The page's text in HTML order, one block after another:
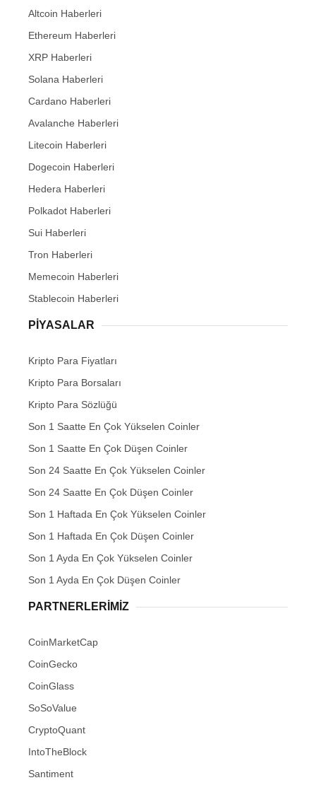
Altcoin Haberleri
Ethereum Haberleri
XRP Haberleri
Solana Haberleri
Cardano Haberleri
Avalanche Haberleri
Litecoin Haberleri
Dogecoin Haberleri
Hedera Haberleri
Polkadot Haberleri
Sui Haberleri
Tron Haberleri
Memecoin Haberleri
Stablecoin Haberleri
PIYASALAR
Kripto Para Fiyatları
Kripto Para Borsaları
Kripto Para Sözlüğü
Son 1 Saatte En Çok Yükselen Coinler
Son 1 Saatte En Çok Düşen Coinler
Son 24 Saatte En Çok Yükselen Coinler
Son 24 Saatte En Çok Düşen Coinler
Son 1 Haftada En Çok Yükselen Coinler
Son 1 Haftada En Çok Düşen Coinler
Son 1 Ayda En Çok Yükselen Coinler
Son 1 Ayda En Çok Düşen Coinler
PARTNERLERIMIZ
CoinMarketCap
CoinGecko
CoinGlass
SoSoValue
CryptoQuant
IntoTheBlock
Santiment